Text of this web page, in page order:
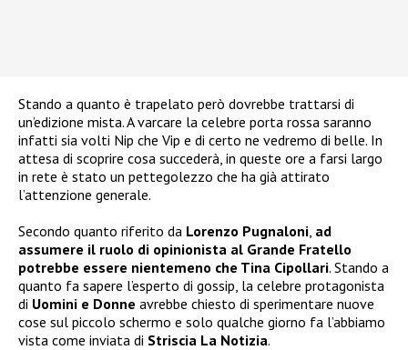
Stando a quanto è trapelato però dovrebbe trattarsi di
un’edizione mista. A varcare la celebre porta rossa saranno
infatti sia volti Nip che Vip e di certo ne vedremo di belle. In
attesa di scoprire cosa succederà, in queste ore a farsi largo
in rete è stato un pettegolezzo che ha già attirato
l’attenzione generale.
Secondo quanto riferito da Lorenzo Pugnaloni ad
assumere il ruolo di opinionista al Grande Fratello
potrebbe essere nientemeno che Tina Cipollari. Stando a
quanto fa sapere l’esperto di gossip, la celebre protagonista
di Uomini e Donne avrebbe chiesto di sperimentare nuove
cose sul piccolo schermo e solo qualche giorno fa l’abbiamo
vista come inviata di Striscia La Notizia.